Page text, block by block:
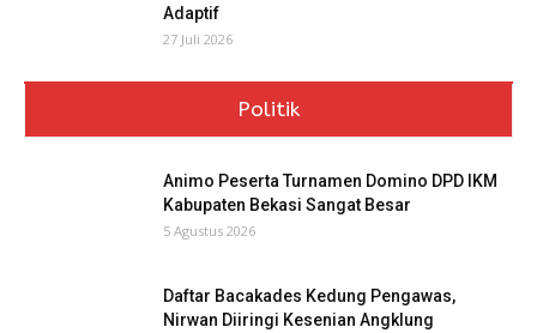
Adaptif
27 Juli 2026
Politik
Animo Peserta Turnamen Domino DPD IKM
Kabupaten Bekasi Sangat Besar
5 Agustus 2026
Daftar Bacakades Kedung Pengawas,
Nirwan Diiringi Kesenian Angklung